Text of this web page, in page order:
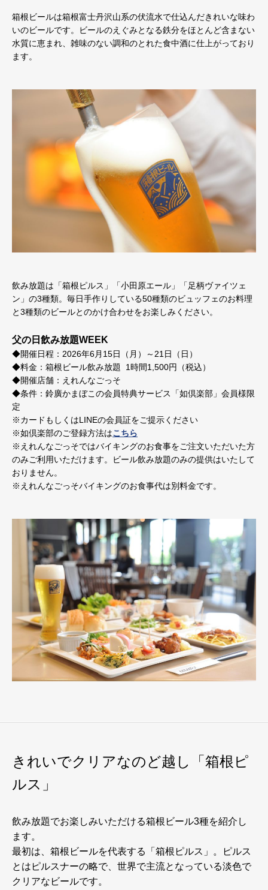
箱根ビールは箱根富士丹沢山系の伏流水で仕込んだきれいな味わ
いのビールです。ビールのえぐみとなる鉄分をほとんど含まない
水質に恵まれ、雑味のない調和のとれた食中酒に仕上がっており
ます。
飲み放題は「箱根ピルス」「小田原エール」「足柄ヴァイツェ
ン」の3種類。毎日手作りしている50種類のビュッフェのお料理
と3種類のビールとのかけ合わせをお楽しみください。
父の日飲み放題WEEK
◆開催日程：2026年6月15日（月）～21日（日）
◆料金：箱根ビール飲み放題 1時間1,500円（税込）
◆開催店舗：えれんなごっそ
◆条件：鈴廣かまぼこの会員特典サービス「如倶楽部」会員様限
定
※カードもしくはLINEの会員証をご提示ください
※如倶楽部のご登録方法はこちら
※えれんなごっそではバイキングのお食事をご注文いただいた方
のみご利用いただけます。ビール飲み放題のみの提供はいたして
おりません。
※えれんなごっそバイキングのお食事代は別料金です。
きれいでクリアなのど越し「箱根ピ
ルス」
飲み放題でお楽しみいただける箱根ビール3種を紹介し
ます。
最初は、箱根ビールを代表する「箱根ピルス」。ピルス
とはピルスナーの略で、世界で主流となっている淡色で
クリアなビールです。